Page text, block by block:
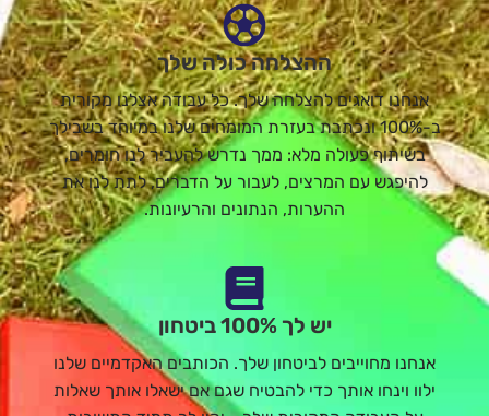
ההצלחה כולה שלך
אנחנו דואגים להצלחה שלך. כל עבודה אצלנו מקורית
ב-100% ונכתבת בעזרת המומחים שלנו במיוחד בשבילך
בשיתוף פעולה מלא: ממך נדרש להעביר לנו חומרים,
להיפגש עם המרצים, לעבור על הדברים, לתת לנו את
ההערות, הנתונים והרעיונות.
יש לך 100% ביטחון
אנחנו מחוייבים לביטחון שלך. הכותבים האקדמיים שלנו
ילוו וינחו אותך כדי להבטיח שגם אם ישאלו אותך שאלות